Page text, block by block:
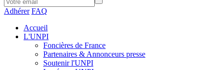
Adhérer FAQ
Accueil
L'UNPI
Foncières de France
Partenaires & Annonceurs presse
Soutenir l'UNPI